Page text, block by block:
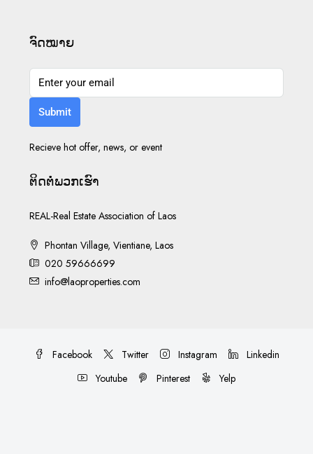
ຈົດໝາຍ
Submit
Recieve hot offer, news, or event
ຕິດ​ຕໍ່​ພວກ​ເຮົາ
REAL-Real Estate Association of Laos
Phontan Village, Vientiane, Laos
020 59666699
info@laoproperties.com
Facebook Twitter Instagram
Linkedin
Youtube
Pinterest Yelp